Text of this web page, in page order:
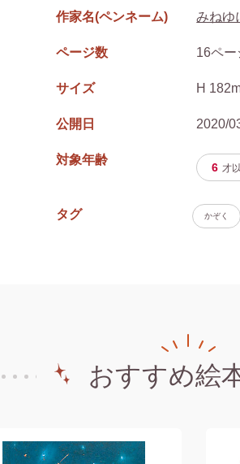
作家名(ペンネーム) みねゆ
ページ数 16ペー
サイズ H
公開日 2020/
対象年齢
6 才
タグ かぞく
おすすめ絵